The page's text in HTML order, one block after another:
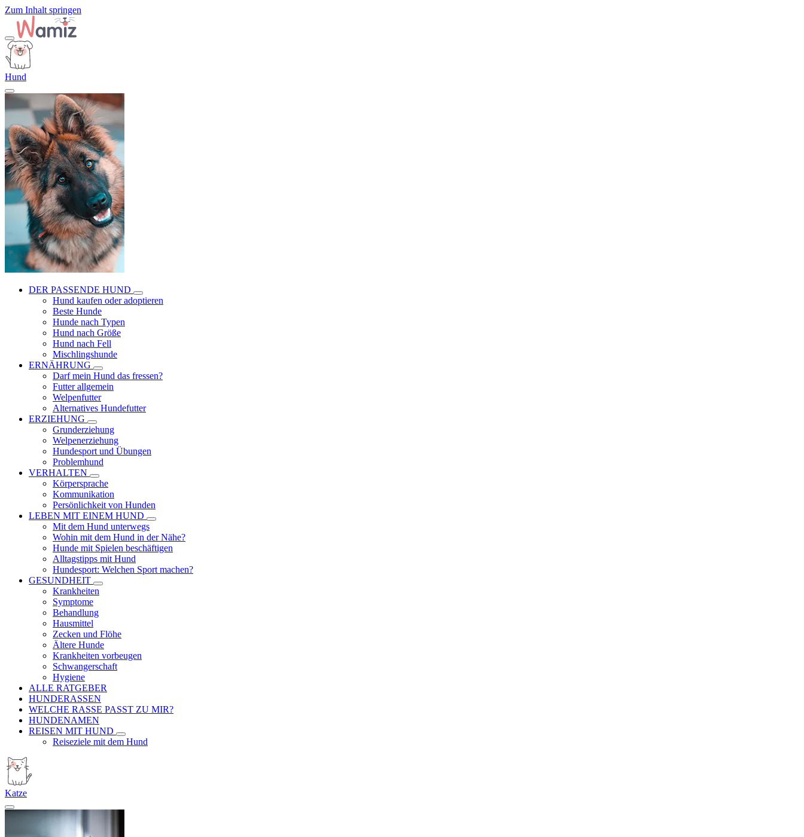
Zum Inhalt springen
Hund
DER PASSENDE HUND
Hund kaufen oder adoptieren
Beste Hunde
Hunde nach Typen
Hund nach Größe
Hund nach Fell
Mischlingshunde
ERNÄHRUNG
Darf mein Hund das fressen?
Futter allgemein
Welpenfutter
Alternatives Hundefutter
ERZIEHUNG
Grunderziehung
Welpenerziehung
Hundesport und Übungen
Problemhund
VERHALTEN
Körpersprache
Kommunikation
Persönlichkeit von Hunden
LEBEN MIT EINEM HUND
Mit dem Hund unterwegs
Wohin mit dem Hund in der Nähe?
Hunde mit Spielen beschäftigen
Alltagstipps mit Hund
Hundesport: Welchen Sport machen?
GESUNDHEIT
Krankheiten
Symptome
Behandlung
Hausmittel
Zecken und Flöhe
Ältere Hunde
Krankheiten vorbeugen
Schwangerschaft
Hygiene
ALLE RATGEBER
HUNDERASSEN
WELCHE RASSE PASST ZU MIR?
HUNDENAMEN
REISEN MIT HUND
Reiseziele mit dem Hund
Katze